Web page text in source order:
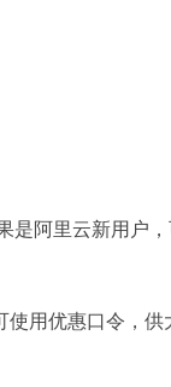
是阿里云新用户
用优惠口令，供